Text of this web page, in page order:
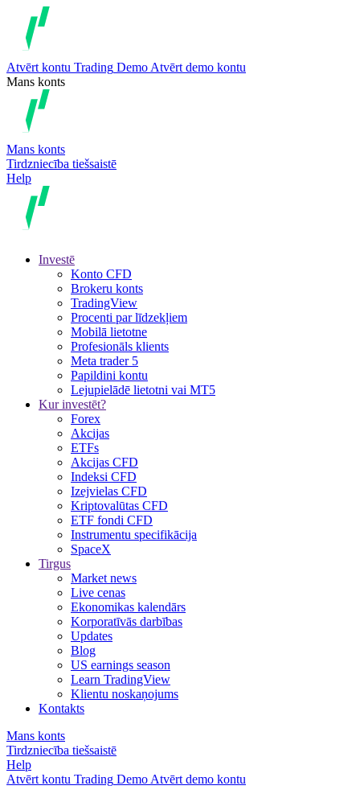
Atvērt kontu Trading Demo Atvērt demo kontu
Mans konts
Mans konts
Tirdzniecība tiešsaistē
Help
Investē
Konto CFD
Brokeru konts
TradingView
Procenti par līdzekļiem
Mobilā lietotne
Profesionāls klients
Meta trader 5
Papildini kontu
Lejupielādē lietotni vai MT5
Kur investēt?
Forex
Akcijas
ETFs
Akcijas CFD
Indeksi CFD
Izejvielas CFD
Kriptovalūtas CFD
ETF fondi CFD
Instrumentu specifikācija
SpaceX
Tirgus
Market news
Live cenas
Ekonomikas kalendārs
Korporatīvās darbības
Updates
Blog
US earnings season
Learn TradingView
Klientu noskaņojums
Kontakts
Mans konts
Tirdzniecība tiešsaistē
Help
Atvērt kontu Trading Demo Atvērt demo kontu